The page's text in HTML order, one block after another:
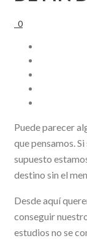
0
Puede parecer
que pensamos.
supuesto
destino sin el
Desde aquí
conseguir
estudios no se